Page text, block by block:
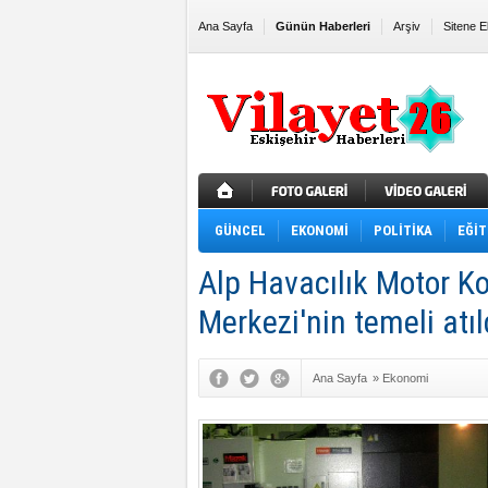
Ana Sayfa Günün Haberleri Arşiv Sitene
GÜNCEL EKONOMİ POLİTİKA
Alp Havacılık Motor
Merkezi'nin temeli
Ana Sayfa » Ekonomi